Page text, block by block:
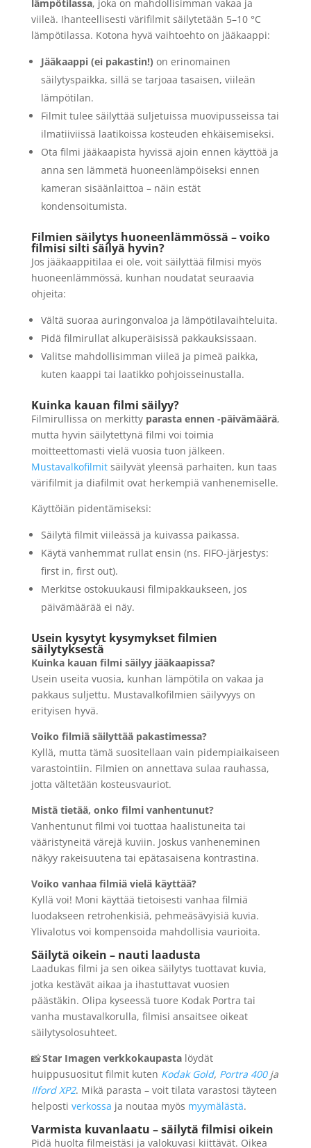
lämpötilassa, joka on mahdollisimman vakaa ja
viileä. Ihanteellisesti värifilmit säilytetään 5–10 °C
lämpötilassa. Kotona hyvä vaihtoehto on jääkaappi:
Jääkaappi (ei pakastin!) on erinomainen
säilytyspaikka, sillä se tarjoaa tasaisen, viileän
lämpötilan.
Filmit tulee säilyttää suljetuissa muovipusseissa tai
ilmatiiviissä laatikoissa kosteuden ehkäisemiseksi.
Ota filmi jääkaapista hyvissä ajoin ennen käyttöä ja
anna sen lämmetä huoneenlämpöiseksi ennen
kameran sisäänlaittoa – näin estät
kondensoitumista.
Filmien säilytys huoneenlämmössä – voiko
filmisi silti säilyä hyvin?
Jos jääkaappitilaa ei ole, voit säilyttää filmisi myös
huoneenlämmössä, kunhan noudatat seuraavia
ohjeita:
Vältä suoraa auringonvaloa ja lämpötilavaihteluita.
Pidä filmirullat alkuperäisissä pakkauksissaan.
Valitse mahdollisimman viileä ja pimeä paikka,
kuten kaappi tai laatikko pohjoisseinustalla.
Kuinka kauan filmi säilyy?
Filmirullissa on merkitty parasta ennen -päivämäärä,
mutta hyvin säilytettynä filmi voi toimia
moitteettomasti vielä vuosia tuon jälkeen.
Mustavalkofilmitsäilyvät yleensä parhaiten, kun taas
värifilmit ja diafilmit ovat herkempiä vanhenemiselle.
Käyttöiän pidentämiseksi:
Säilytä filmit viileässä ja kuivassa paikassa.
Käytä vanhemmat rullat ensin (ns. FIFO-järjestys:
first in, first out).
Merkitse ostokuukausi filmipakkaukseen, jos
päivämäärää ei näy.
Usein kysytyt kysymykset filmien
säilytyksestä
Kuinka kauan filmi säilyy jääkaapissa?
Usein useita vuosia, kunhan lämpötila on vakaa ja
pakkaus suljettu. Mustavalkofilmien säilyvyys on
erityisen hyvä.
Voiko filmiä säilyttää pakastimessa?
Kyllä, mutta tämä suositellaan vain pidempiaikaiseen
varastointiin. Filmien on annettava sulaa rauhassa,
jotta vältetään kosteusvauriot.
Mistä tietää, onko filmi vanhentunut?
Vanhentunut filmi voi tuottaa haalistuneita tai
vääristyneitä värejä kuviin. Joskus vanheneminen
näkyy rakeisuutena tai epätasaisena kontrastina.
Voiko vanhaa filmiä vielä käyttää?
Kyllä voi! Moni käyttää tietoisesti vanhaa filmiä
luodakseen retrohenkisiä, pehmeäsävyisiä kuvia.
Ylivalotus voi kompensoida mahdollisia vaurioita.
Säilytä oikein – nauti laadusta
Laadukas filmi ja sen oikea säilytys tuottavat kuvia,
jotka kestävät aikaa ja ihastuttavat vuosien
päästäkin. Olipa kyseessä tuore Kodak Portra tai
vanha mustavalkorulla, filmisi ansaitsee oikeat
säilytysolosuhteet.
📸Star Imagen verkkokaupastalöydät
huippusuositut filmit kuten Kodak Gold, Portra 400ja
Ilford XP2. Mikä parasta – voit tilata varastosi täyteen
helposti verkossa ja noutaa myös myymälästä.
Varmista kuvanlaatu – säilytä filmisi oikein
Pidä huolta filmeistäsi ja valokuvasi kiittävät. Oikea